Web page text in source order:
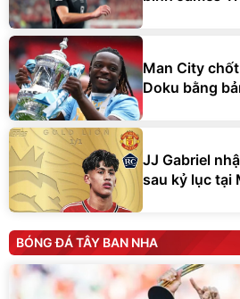
Man City
Doku bằng
JJ Gabriel
sau kỷ lục tại
BÓNG ĐÁ TÂY BAN NHA